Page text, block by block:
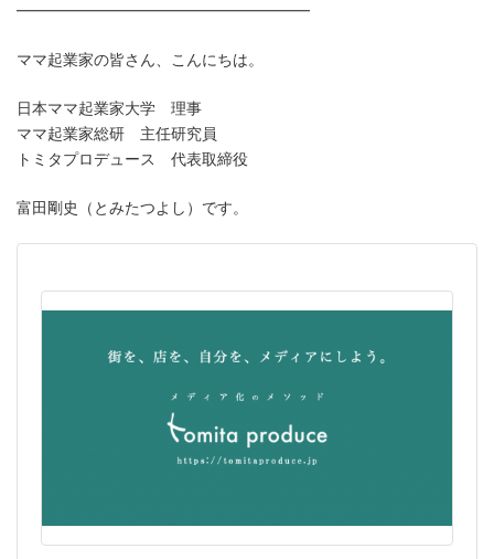
━━━━━━━━━━━━━━━━━━━
ママ起業家の皆さん、こんにちは。
日本ママ起業家大学 理事
ママ起業家総研 主任研究員
トミタプロデュース 代表取締役
富田剛史（とみたつよし）です。